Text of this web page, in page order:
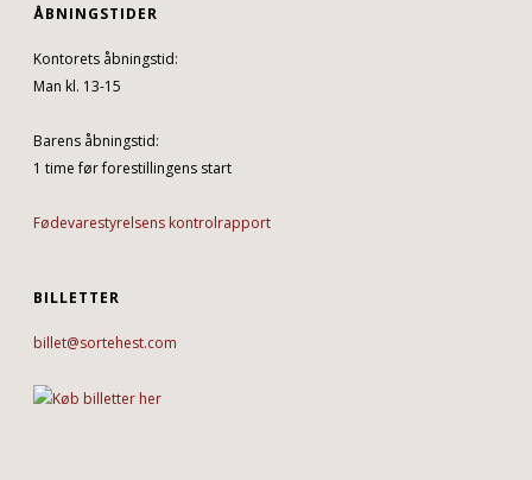
ÅBNINGSTIDER
Kontorets åbningstid:
Man kl. 13-15
Barens åbningstid:
1 time før forestillingens start
Fødevarestyrelsens kontrolrapport
BILLETTER
billet@sortehest.com